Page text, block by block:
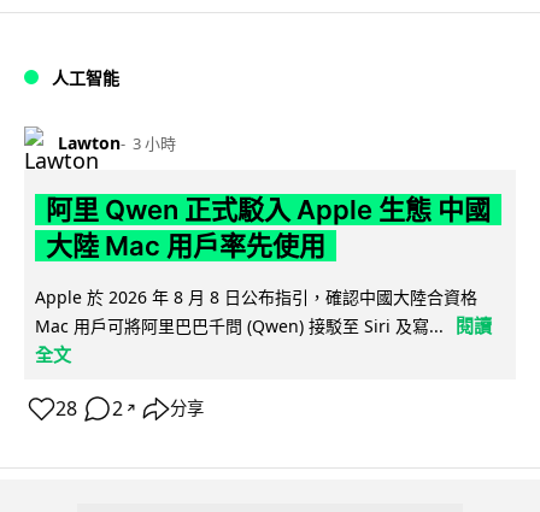
人工智能
Lawton 3 小時
阿里 Qwen 正式駁入 Apple 生態 中國
大陸 Mac 用戶率先使用
Apple 於 2026 年 8 月 8 日公布指引，確認中國大陸合資格
Mac 用戶可將阿里巴巴千問 (Qwen) 接駁至 Siri 及寫...
閱讀
全文
28 2 ↗ 分享